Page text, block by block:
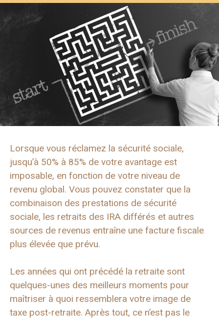
Lorsque vous réclamez la sécurité sociale,
jusqu’à 50% à 85% de votre avantage est
imposable, en fonction de votre niveau de
revenu global. Vous pouvez constater que la
combinaison des prestations de sécurité
sociale, les retraits des IRA différés et autres
sources de revenus entraîne une facture fiscale
plus élevée que prévu.
Les années qui ont précédé la retraite sont
quelques-unes des meilleurs moments pour
maîtriser à quoi ressemblera votre image de
taxe post-retraite. Après tout, ce n’est pas le